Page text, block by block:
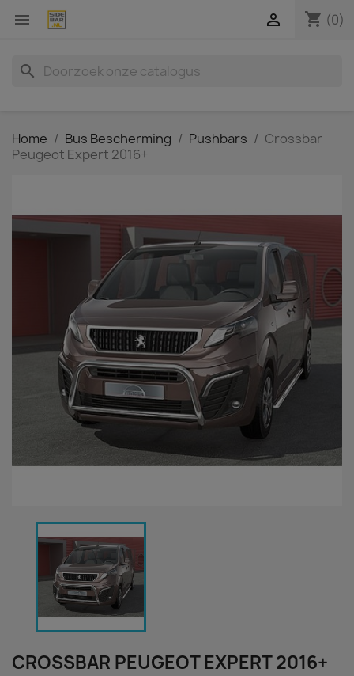
 shopping_cart (0)

search
Home Bus Bescherming Pushbars
Crossbar
Peugeot Expert 2016+
CROSSBAR PEUGEOT EXPERT 2016+